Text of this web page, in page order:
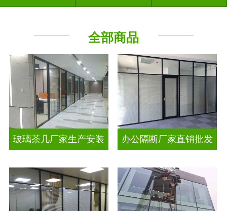
智能镜子
全部商品
玻璃茶几厂家生产安装 办公隔断厂家直销批发